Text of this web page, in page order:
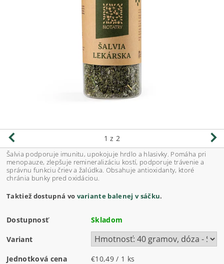
1 z 2
Šalvia podporuje imunitu, upokojuje hrdlo a hlasivky. Pomáha pri
menopauze, zlepšuje remineralizáciu kostí, podporuje trávenie a
správnu funkciu čriev a žalúdka. Obsahuje antioxidanty, ktoré
chránia bunky pred oxidáciou.
Taktiež dostupná vo variante balenej v sáčku.
Dostupnosť Skladom
Variant
Jednotková cena €10,49 / 1 ks